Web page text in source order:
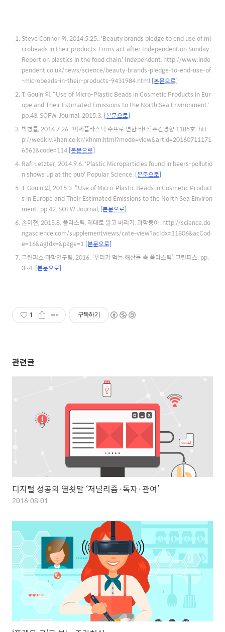
Steve Connor 외, 2014.5.25., 'Beauty brands pledge to end use of mi
crobeads in their products-Firms act after Independent on Sunday
Report on plastics in the food chain.' Independent, http://www.inde
pendent.co.uk/news/science/beauty-brands-pledge-to-end-use-of
-microbeads-in-their-products-9431984.html [본문으로]
T. Gouin 외, “Use of Micro-Plastic Beads in Cosmetic Products in Eur
ope and Their Estimated Emissions to the North Sea Environment.'
pp.43, SOFW Journal, 2015.3. [본문으로]
박병률, 2016.7.26. ‘미세플라스틱 수프로 변한 바다’, 주간경향 1185호. htt
p://weekly.khan.co.kr/khnm.html?mode=view&artid=20160711171
6561&code=114 [본문으로]
Rafi Letzter, 2014.9.6. 'Plastic Microparticles found in beers-pollutio
n shows up at the pub' Popular Science. [본문으로]
T. Gouin 외, 2015.3. “Use of Micro-Plastic Beads in Cosmetic Product
s in Europe and Their Estimated Emissions to the North Sea Environ
ment.' pp.42, SOFW Journal, [본문으로]
손미현, 2015.8. 플라스틱, 제대로 알고 버리기, 과학동아. http://science.do
ngascience.com/supplementviews/cate-view?acIdx=11806&acCod
e=16&agIdx=&page=1 [본문으로]
그린피스 과학연구팀, 2016. ‘우리가 먹는 해산물 속 플라스틱’. 그린피스. pp.
3~4. [본문으로]
1 구독하기
관련글
디지털 성공의 열쇳말 ‘저널리즘·독자·관여’
2016.08.01